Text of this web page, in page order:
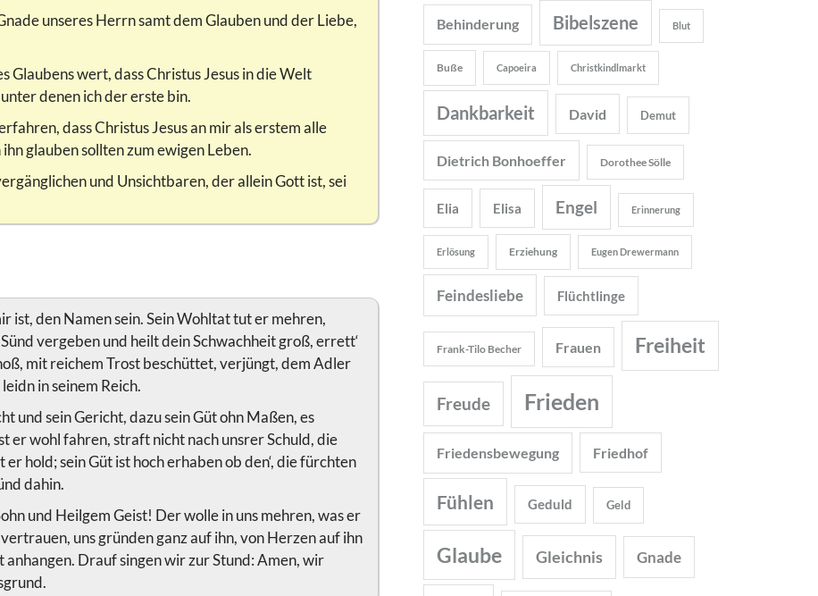
unseres Herrn samt dem Glauben und der Liebe,
Glaubens wert, dass Christus Jesus in die Welt
denen ich der erste bin.
dass Christus Jesus an mir als erstem alle
glauben sollten zum ewigen Leben.
und Unsichtbaren, der allein Gott ist, sei
ist, den Namen sein. Sein Wohltat tut er mehren,
vergeben und heilt dein Schwachheit groß, errett‘
mit reichem Trost beschüttet, verjüngt, dem Adler
in seinem Reich.
und sein Gericht, dazu sein Güt ohn Maßen, es
er wohl fahren, straft nicht nach unsrer Schuld, die
hold; sein Güt ist hoch erhaben ob den‘, die fürchten
dahin.
und Heilgem Geist! Der wolle in uns mehren, was er
uns gründen ganz auf ihn, von Herzen auf ihn
anhangen. Drauf singen wir zur Stund: Amen, wir
Behinderung Bibelszene Blut
Buße Capoeira Christkindlmarkt
Dankbarkeit David Demut
Dietrich Bonhoeffer Dorothee Sölle
Elia Elisa Engel Erinnerung
Erlösung Erziehung Eugen Drewermann
Feindesliebe Flüchtlinge
Frank-Tilo Becher Frauen Freiheit
Freude Frieden
Friedensbewegung Friedhof
Fühlen Geduld Geld
Glaube Gleichnis Gnade